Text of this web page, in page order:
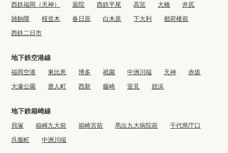
西鉄福岡（天神） 薬院 西鉄平尾 高宮 大橋
井尻
雑餉隈
桜並木 春日原 白木原 下大利
都府楼前
西鉄二日市
地下鉄空港線
福岡空港 東比恵 博多 祇園 中洲川端 天神
赤坂
大濠公園
唐人町 西新 藤崎 室見 姪浜
地下鉄箱崎線
貝塚 箱崎九大前 箱崎宮前 馬出九大病院前
千代県庁口
呉服町
中洲川端